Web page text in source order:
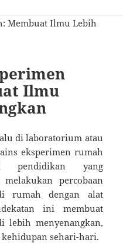
Ilmu
di laboratorium atau
eksperimen rumah
pendidikan yang
percobaan
rumah dengan alat
ini membuat
lebih menyenangkan,
sehari-hari.